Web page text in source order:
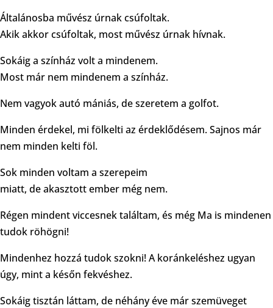
Általánosba művész úrnak csúfoltak.
Akik akkor csúfoltak, most művész úrnak hívnak.
Sokáig a színház volt a mindenem.
Most már nem mindenem a színház.
Nem vagyok autó mániás, de szeretem a golfot.
Minden érdekel, mi fölkelti az érdeklődésem. Sajnos már
nem minden kelti föl.
Sok minden voltam a szerepeim
miatt, de akasztott ember még nem.
Régen mindent viccesnek találtam, és még Ma is mindenen
tudok röhögni!
Mindenhez hozzá tudok szokni! A koránkeléshez ugyan
úgy, mint a későn fekvéshez.
Sokáig tisztán láttam, de néhány éve már szemüveget